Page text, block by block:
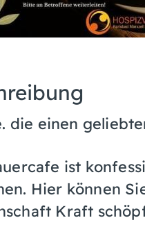
die einen
ist
Hier können
Kraft